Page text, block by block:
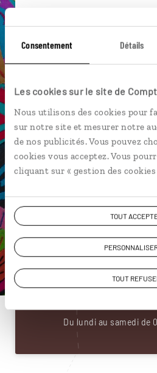
Consentement Détails
Les cookies sur le site de
Nous utilisons des cookies pour
sur notre site et mesurer notre
de nos publicités. Vous pouvez
cookies vous acceptez. Vous
cliquant sur « gestion des cookies
TOUT
TOUT
spécialistes
Ils sauront organiser
Échangez en face à face
téléphone.
Vous gardez le même
pendant et après votre
DEMANDER UN
ou
Construisez votre voyage avec
01 83 64
Du lundi au samedi de